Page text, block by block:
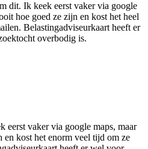
dit. Ik keek eerst vaker via google
hoe goed ze zijn en kost het heel
Belastingadviseurkaart heeft er
overbodig is.
eerst vaker via google maps, maar
en kost het enorm veel tijd om ze